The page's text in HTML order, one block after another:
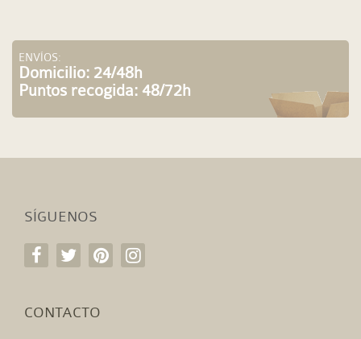
ENVÍOS:
Domicilio: 24/48h
Puntos recogida: 48/72h
SÍGUENOS
CONTACTO